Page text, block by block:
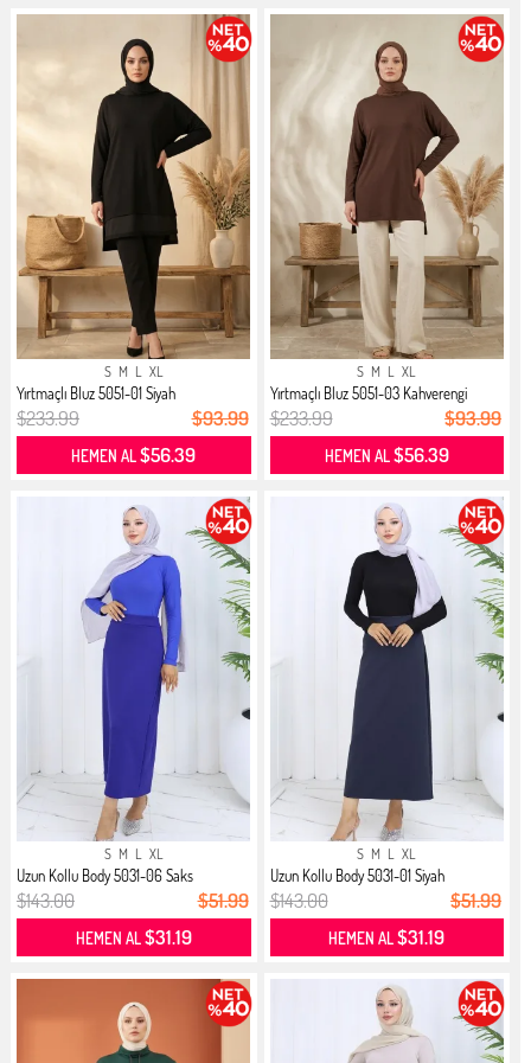
S M L XL
Yırtmaçlı Bluz 5051-01 Siyah
$233.99 $93.99
HEMEN AL$56.39
S M L XL
Yırtmaçlı Bluz 5051-03 Kahverengi
$233.99 $93.99
HEMEN AL$56.39
S M L XL
Uzun Kollu Body 5031-06 Saks
$143.00 $51.99
HEMEN AL$31.19
S M L XL
Uzun Kollu Body 5031-01 Siyah
$143.00 $51.99
HEMEN AL$31.19